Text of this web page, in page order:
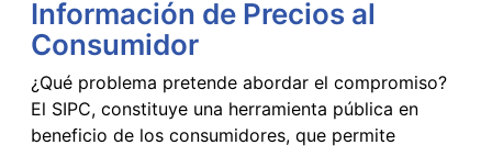
Información de Precios al
Consumidor
¿Qué problema pretende abordar el compromiso?
El SIPC, constituye una herramienta pública en
beneficio de los consumidores, que permite